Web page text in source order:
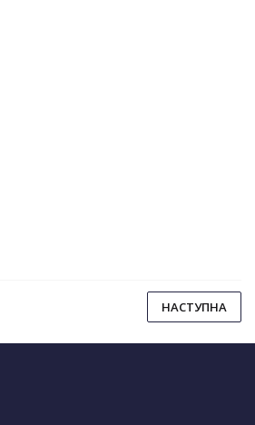
НАСТУПНА